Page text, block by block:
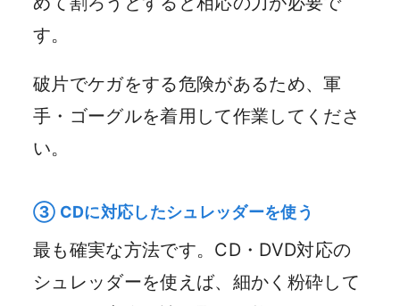
す。
破片でケガをする危険があるため、軍
手・ゴーグルを着用して作業してくださ
い。
③ CDに対応したシュレッダーを使う
最も確実な方法です。CD・DVD対応の
シュレッダーを使えば、細かく粉砕して